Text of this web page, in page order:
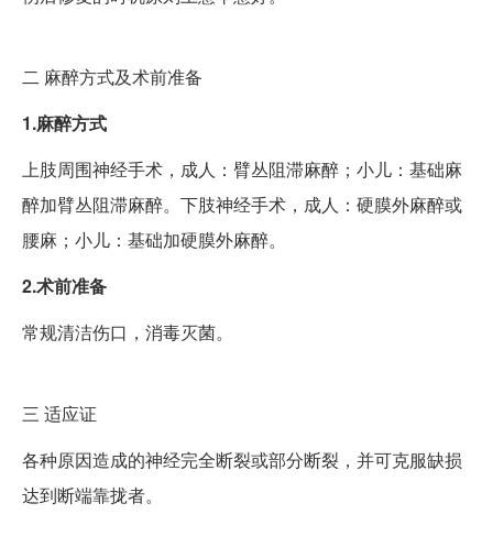
二 麻醉方式及术前准备
1.麻醉方式
上肢周围神经手术，成人：臂丛阻滞麻醉；小儿：基础麻
醉加臂丛阻滞麻醉。下肢神经手术，成人：硬膜外麻醉或
腰麻；小儿：基础加硬膜外麻醉。
2.术前准备
常规清洁伤口，消毒灭菌。
三 适应证
各种原因造成的神经完全断裂或部分断裂，并可克服缺损
达到断端靠拢者。